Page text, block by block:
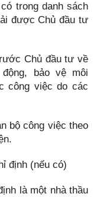
trong danh sách
được Chủ đầu tư
Chủ đầu tư về
bảo vệ môi
công việc do các
bộ công việc theo
định (nếu có)
là một nhà thầu